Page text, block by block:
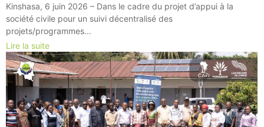
Kinshasa, 6 juin 2026 – Dans le cadre du projet d’appui à la
société civile pour un suivi décentralisé des
projets/programmes...
Lire la suite